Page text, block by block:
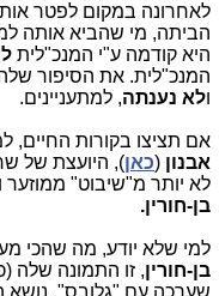
לאחרונה במקום לפטר
הביתה, מי שהביא אותה
היא קודמה ע"י המנכ"לית
המנכ"לית. את הסיפור
ולא נענתה, למתעניינים.
אם תציצו בקורות
אבנון (כאן), היועצת של
לא יותר מ"שיבוט" ממוזער
בן-חורין.
למי שלא יודע, מה שהכי
בן-חורין, זו התמונה שלה
שערכה עם "גלובס", נושא